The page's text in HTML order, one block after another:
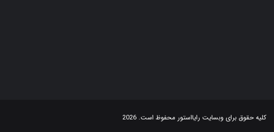
کلیه حقوق برای وبسایت رایااستور محفوظ است. 2026